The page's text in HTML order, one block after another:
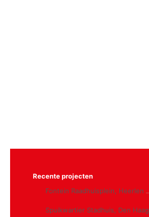
Recente projecten
Fontein Raadhuisplein, Heerlen
Spuikwartier Stadhuis, Den Haag